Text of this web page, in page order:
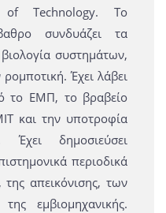
of Technology. Το
συνδυάζει τα
συστημάτων,
Έχει λάβει
το ΕΜΠ, το βραβείο
και την υποτροφία
Έχει δημοσιεύσει
περιοδικά
απεικόνισης, των
εμβιομηχανικής.